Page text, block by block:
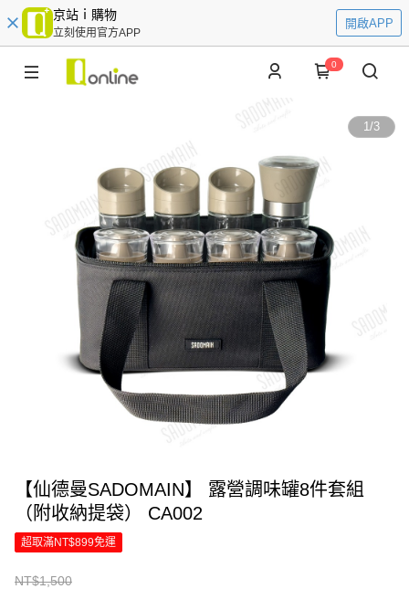
京站ｉ購物
立刻使用官方APP
開啟APP
0
1/3
【仙德曼SADOMAIN】 露營調味罐8件套組
（附收納提袋） CA002
超取滿NT$899免運
NT$1,500